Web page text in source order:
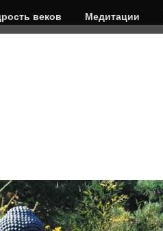
веков Медитации